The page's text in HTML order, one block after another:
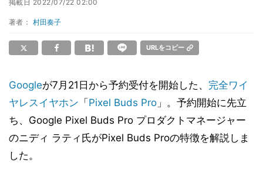
掲載日 2022/07/22 02:00
著者： 村田奏子
URLをコピー
Googleが7月21日から予約受付を開始した、 完全ワイ
ヤレスイヤホン 「 Pixel Buds Pro 」。予約開始に先立
ち、Google Pixel Buds Pro プロダクトマネージャー
のニディ ラティ氏がPixel Buds Proの特徴を解説しま
した。